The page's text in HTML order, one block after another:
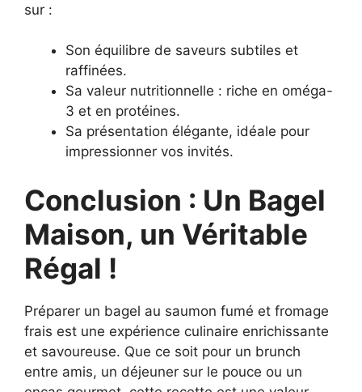
sur :
Son équilibre de saveurs subtiles et
raffinées.
Sa valeur nutritionnelle : riche en oméga-
3 et en protéines.
Sa présentation élégante, idéale pour
impressionner vos invités.
Conclusion : Un Bagel
Maison, un Véritable
Régal !
Préparer un bagel au saumon fumé et fromage
frais est une expérience culinaire enrichissante
et savoureuse. Que ce soit pour un brunch
entre amis, un déjeuner sur le pouce ou un